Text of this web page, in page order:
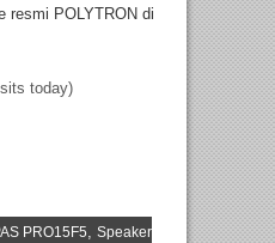
resmi POLYTRON di
today)
PRO15F5, Speaker